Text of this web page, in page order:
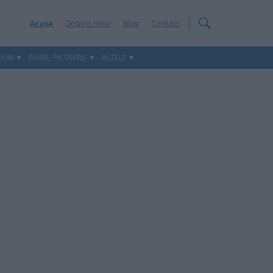
Acasa Despre mine Blog Contact
PAINE, PATISERIE ALTELE